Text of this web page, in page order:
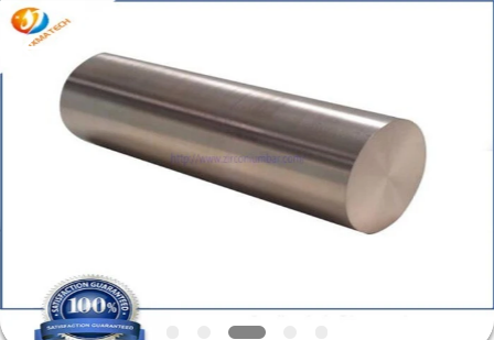
ΣΠΊΤΙ
ΕΜΕΊΣ
LTD.
All
Rights